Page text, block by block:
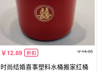
12.89 折扣 14.65
时尚结婚喜事塑料水桶搬家红桶